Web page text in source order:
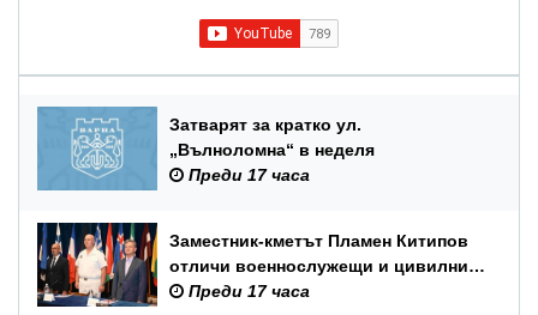
Затварят за кратко ул.
„Вълноломна“ в неделя
Преди 17 часа
Заместник-кметът Пламен Китипов
отличи военнослужещи и цивилни
служители по повод Празника на
Преди 17 часа